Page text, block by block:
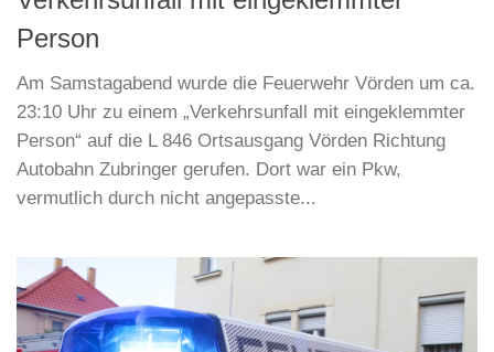
Person
Am Samstagabend wurde die Feuerwehr Vörden um ca.
23:10 Uhr zu einem „Verkehrsunfall mit eingeklemmter
Person“ auf die L 846 Ortsausgang Vörden Richtung
Autobahn Zubringer gerufen. Dort war ein Pkw,
vermutlich durch nicht angepasste...